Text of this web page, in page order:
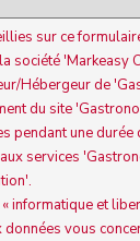
sur ce
société 'Markeasy
Hébergeur de
du site
pendant une
services
informatique et
vous